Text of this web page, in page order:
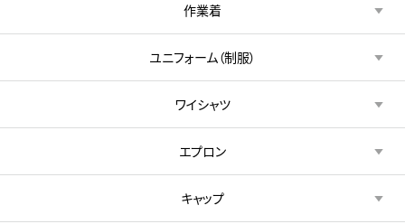
作業着
ユニフォーム（制服）
ワイシャツ
エプロン
キャップ